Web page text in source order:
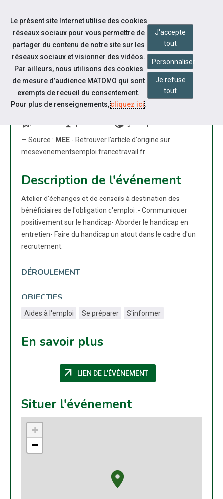
Aller au contenu
ATELIER ATOUT HANDICAP -
RENNES
bookmarks nest_cam_indoor public
— Source : MEE - Retrouver l'article d'origine sur
mesevenementsemploi.francetravail.fr
Description de l'événement
Atelier d'échanges et de conseils à destination des
bénéficiaires de l'obligation d'emploi :- Communiquer
positivement sur le handicap- Aborder le handicap en
entretien- Faire du handicap un atout dans le cadre d'un
recrutement.
DÉROULEMENT
OBJECTIFS
Aides à l'emploi Se préparer S'informer
En savoir plus
arrow_outward LIEN DE L'ÉVÉNEMENT(NOUVELLE FENÊTRE)
Situer l'événement
+
−
Le présent site Internet utilise des cookies
réseaux sociaux pour vous permettre de
partager du contenu de notre site sur les
réseaux sociaux et visionner des vidéos.
Par ailleurs, nous utilisons des cookies
de mesure d’audience MATOMO qui sont
exempts de recueil du consentement.
Pour plus de renseignements,cliquez ici.
J'accepte
tout
Personnaliser
Je refuse
tout